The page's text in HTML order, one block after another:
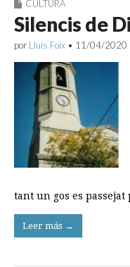
CULTURA
Silencis de
por Lluís Foix • 11/04/2020
tant un gos es passejat
Leer más →